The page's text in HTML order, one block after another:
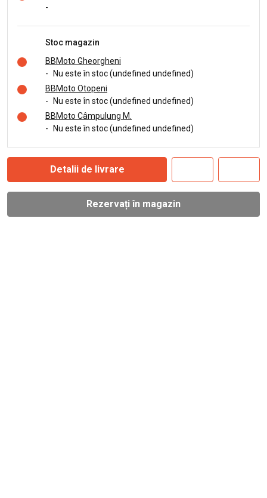
-
Stoc magazin
BBMoto Gheorgheni
-
Nu este în stoc (undefined undefined)
BBMoto Otopeni
-
Nu este în stoc (undefined undefined)
BBMoto Câmpulung M.
-
Nu este în stoc (undefined undefined)
Detalii de livrare
Rezervați în magazin